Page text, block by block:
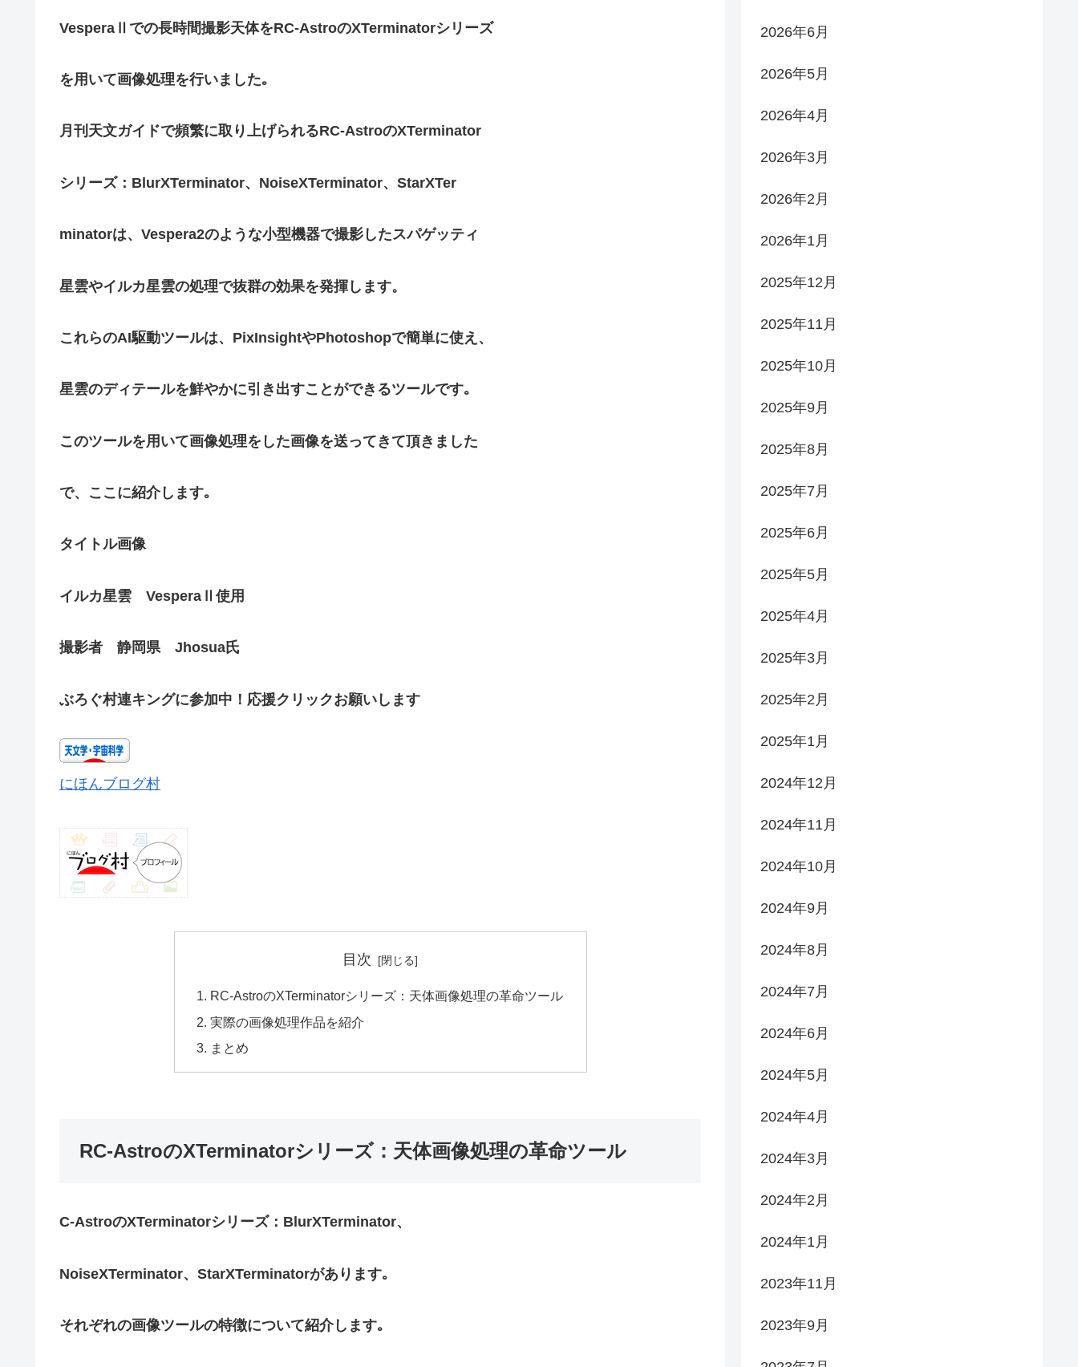
VesperaⅡでの長時間撮影天体をRC-AstroのXTerminatorシリーズ
を用いて画像処理を行いました｡
月刊天文ガイドで頻繁に取り上げられるRC-AstroのXTerminator
シリーズ：BlurXTerminator、NoiseXTerminator、StarXTer
minatorは、Vespera2のような小型機器で撮影したスパゲッティ
星雲やイルカ星雲の処理で抜群の効果を発揮します。
これらのAI駆動ツールは、PixInsightやPhotoshopで簡単に使え、
星雲のディテールを鮮やかに引き出すことができるツールです｡
このツールを用いて画像処理をした画像を送ってきて頂きました
で、ここに紹介します｡
タイトル画像
イルカ星雲 VesperaⅡ使用
撮影者 静岡県 Jhosua氏
ぶろぐ村連キングに参加中！応援クリックお願いします
にほんブログ村
目次
RC-AstroのXTerminatorシリーズ：天体画像処理の革命ツール
実際の画像処理作品を紹介
まとめ
RC-AstroのXTerminatorシリーズ：天体画像処理の革命ツール
C-AstroのXTerminatorシリーズ：BlurXTerminator、
NoiseXTerminator、StarXTerminatorがあります｡
それぞれの画像ツールの特徴について紹介します｡
2026年6月
2026年5月
2026年4月
2026年3月
2026年2月
2026年1月
2025年12月
2025年11月
2025年10月
2025年9月
2025年8月
2025年7月
2025年6月
2025年5月
2025年4月
2025年3月
2025年2月
2025年1月
2024年12月
2024年11月
2024年10月
2024年9月
2024年8月
2024年7月
2024年6月
2024年5月
2024年4月
2024年3月
2024年2月
2024年1月
2023年11月
2023年9月